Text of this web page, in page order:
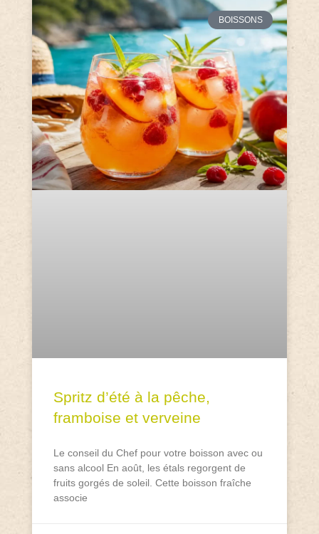
BOISSONS
Spritz d’été à la pêche,
framboise et verveine
Le conseil du Chef pour votre boisson avec ou
sans alcool En août, les étals regorgent de
fruits gorgés de soleil. Cette boisson fraîche
associe